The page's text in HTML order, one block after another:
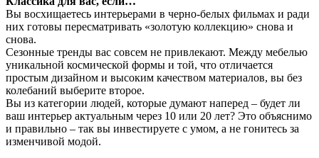
Вы восхищаетесь интерьерами в черно-белых фильмах и ради
них готовы пересматривать «золотую коллекцию» снова и
снова.
Сезонные тренды вас совсем не привлекают. Между мебелью
уникальной космической формы и той, что отличается
простым дизайном и высоким качеством материалов, вы без
колебаний выберите второе.
Вы из категории людей, которые думают наперед – будет ли
ваш интерьер актуальным через 10 или 20 лет? Это объяснимо
и правильно – так вы инвестируете с умом, а не гонитесь за
изменчивой модой.